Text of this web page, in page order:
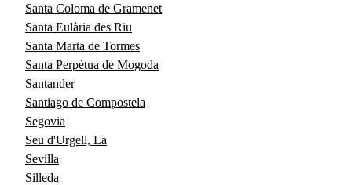
Santa Coloma de Gramenet
Santa Eulària des Riu
Santa Marta de Tormes
Santa Perpètua de Mogoda
Santander
Santiago de Compostela
Segovia
Seu d'Urgell, La
Sevilla
Silleda